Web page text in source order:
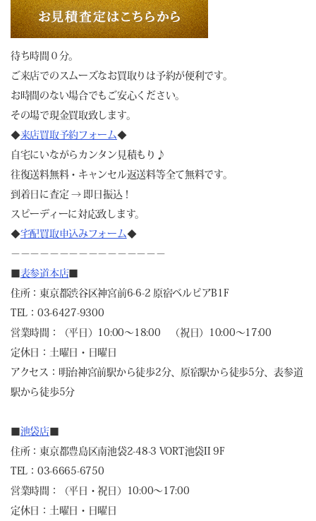
待ち時間０分。
ご来店でのスムーズなお買取りは予約が便利です。
お時間のない場合でもご安心ください。
その場で現金買取致します。
◆来店買取予約フォーム◆
自宅にいながらカンタン見積もり♪
往復送料無料・キャンセル返送料等全て無料です。
到着日に査定 → 即日振込！
スピーディーに対応致します。
◆宅配買取申込みフォーム◆
－－－－－－－－－－－－－－－－
表参道本店
住所：東京都渋谷区神宮前6-6-2 原宿ベルピアB1F
TEL：03-6427-9300
営業時間：（平日）10:00～18:00 （祝日）10:00～17:00
定休日：土曜日・日曜日
アクセス：明治神宮前駅から徒歩2分、原宿駅から徒歩5分、表参道
駅から徒歩5分
池袋店
住所：東京都豊島区南池袋2-48-3 VORT池袋II 9F
TEL：03-6665-6750
営業時間：（平日・祝日）10:00～17:00
定休日：土曜日・日曜日